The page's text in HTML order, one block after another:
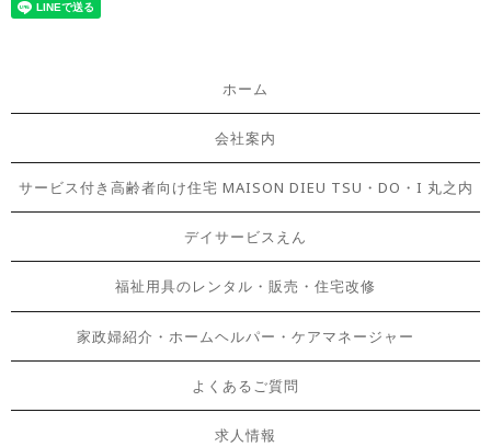
ホーム
会社案内
サービス付き高齢者向け住宅 MAISON DIEU TSU・DO・I 丸之内
デイサービスえん
福祉用具のレンタル・販売・住宅改修
家政婦紹介・ホームヘルパー・ケアマネージャー
よくあるご質問
求人情報